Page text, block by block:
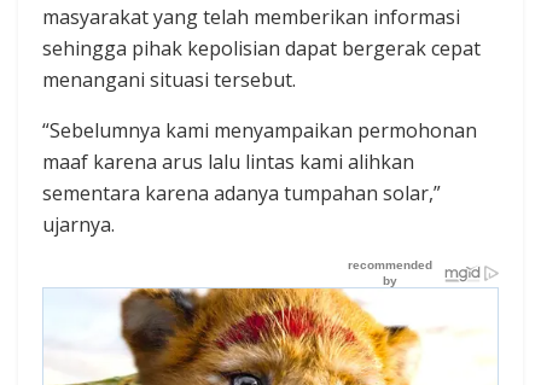
masyarakat yang telah memberikan informasi
sehingga pihak kepolisian dapat bergerak cepat
menangani situasi tersebut.
“Sebelumnya kami menyampaikan permohonan
maaf karena arus lalu lintas kami alihkan
sementara karena adanya tumpahan solar,”
ujarnya.